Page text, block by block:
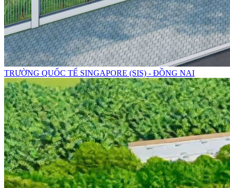
TRƯỜNG QUỐC TẾ SINGAPORE (SIS) - ĐỒNG NAI